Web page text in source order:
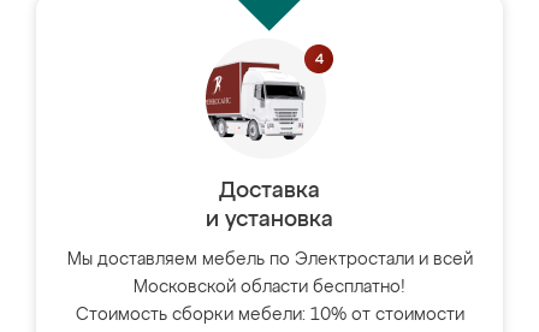
Доставка
и установка
Мы доставляем мебель по Электростали и всей
Московской области бесплатно!
Стоимость сборки мебели: 10% от стоимости